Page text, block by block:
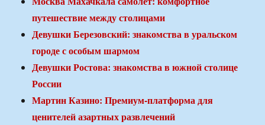
путешествие между столицами
Девушки Березовский: знакомства в уральском
городе с особым шармом
Девушки Ростова: знакомства в южной столице
России
Мартин Казино: Премиум-платформа для
ценителей азартных развлечений